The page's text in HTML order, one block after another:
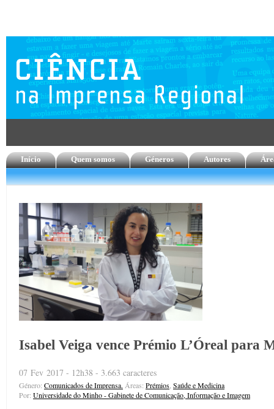
Início Quem somos Géneros Autores
Isabel Veiga vence Prémio L’Óreal para
07 Fev 2017 - 12h38 - 3.663 caracteres
Género: Comunicados de Imprensa. Áreas: Prémios Saúde e Medicina
Por: Universidade do Minho - Gabinete de Comunicação, Informação e Imagem